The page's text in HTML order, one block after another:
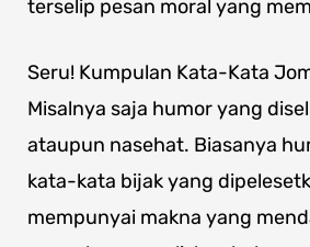
terselip pesan moral yang
Seru! Kumpulan Kata-Kata
Misalnya saja humor yang
ataupun nasehat. Biasanya
kata-kata bijak yang
mempunyai makna yang